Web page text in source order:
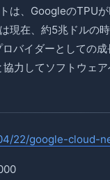
は、GoogleのTPU
現在、約5兆ドルの
バイダーとしての
力してソフトウェ
22/google-